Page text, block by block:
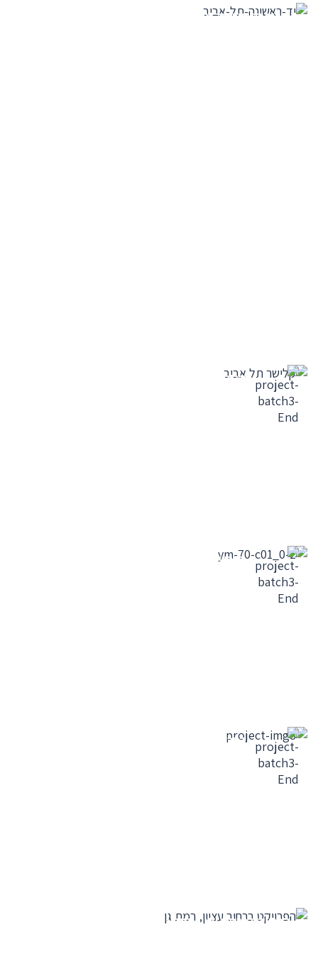
דירות יד ראשונה מגדלי תל אביב
הבית ברחוב קלישר תל
הפרוייקט הסתיים -
הפרוייקט הסתיים -
הפרויקט ברחוב עציון רמת גן